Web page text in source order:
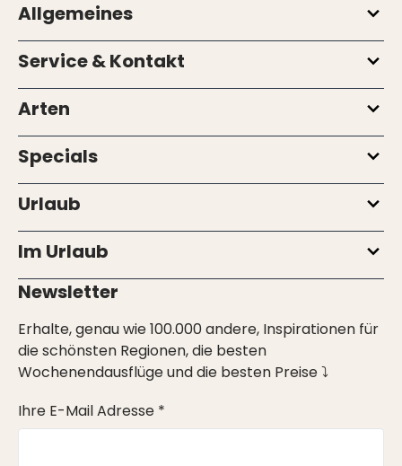
Allgemeines
Service & Kontakt
Arten
Specials
Urlaub
Im Urlaub
Newsletter
Erhalte, genau wie 100.000 andere, Inspirationen für
die schönsten Regionen, die besten
Wochenendausflüge und die besten Preise ⤵
Ihre E-Mail Adresse *